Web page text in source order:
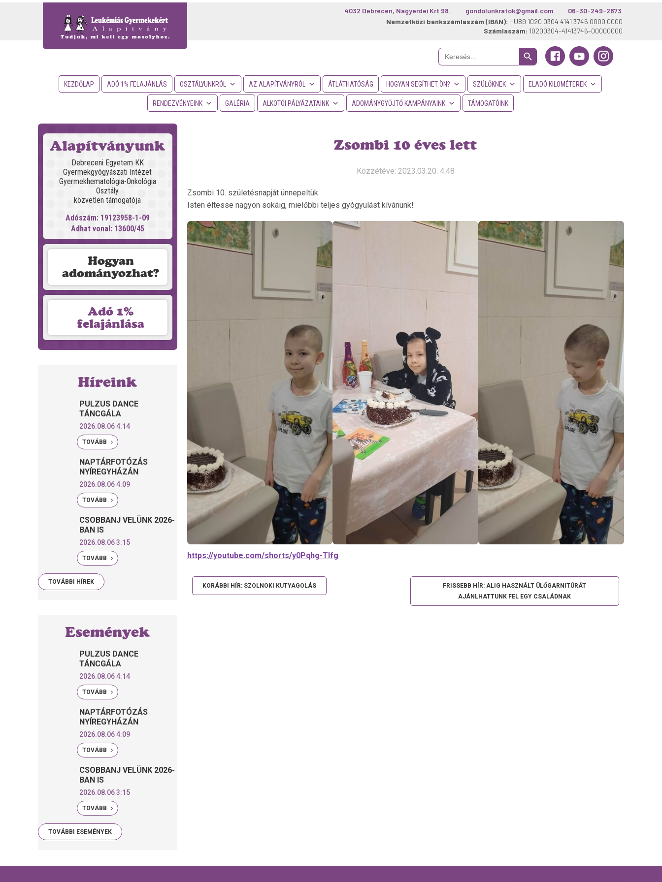
06-30-249-2873
gondolunkratok@gmail.com
4032 Debrecen, Nagyerdei Krt 98.
Nemzetközi bankszámlaszám (IBAN): HU89 1020 0304 4141 3746 0000 0000
Számlaszám: 10200304-41413746-00000000
Search
for:
Search Button
KEZDŐLAP ADÓ 1% FELAJÁNLÁS OSZTÁLYUNKRÓL AZ ALAPÍTVÁNYRÓL ÁTLÁTHATÓSÁG HOGYAN SEGÍTHET ÖN? SZÜLŐKNEK ELADÓ KILOMÉTEREK
RENDEZVÉNYEINK GALÉRIA ALKOTÓI PÁLYÁZATAINK ADOMÁNYGYŰJTŐ KAMPÁNYAINK TÁMOGATÓINK
Alapítványunk
Debreceni Egyetem KK
Gyermekgyógyászati Intézet
Gyermekhematológia-Onkológia
Osztály
közvetlen támogatója
Adószám: 19123958-1-09
Adhat vonal: 13600/45
Hogyan
adományozhat?
Adó 1%
felajánlása
Híreink
PULZUS DANCE
TÁNCGÁLA
2026.08.06 4:14
TOVÁBB
NAPTÁRFOTÓZÁS
NYÍREGYHÁZÁN
2026.08.06 4:09
TOVÁBB
CSOBBANJ VELÜNK 2026-
BAN IS
2026.08.06 3:15
TOVÁBB
TOVÁBBI HÍREK
Események
PULZUS DANCE
TÁNCGÁLA
2026.08.06 4:14
TOVÁBB
NAPTÁRFOTÓZÁS
NYÍREGYHÁZÁN
2026.08.06 4:09
TOVÁBB
CSOBBANJ VELÜNK 2026-
BAN IS
2026.08.06 3:15
TOVÁBB
TOVÁBBI ESEMÉNYEK
Zsombi 10 éves lett
Közzétéve: 2023.03.20. 4:48
Zsombi 10. születésnapját ünnepeltük.
Isten éltesse nagyon sokáig, mielőbbi teljes gyógyulást kívánunk!
https://youtube.com/shorts/y0Pqhg-TIfg
KORÁBBI HÍR: SZOLNOKI KUTYAGOLÁS
FRISSEBB HÍR: ALIG HASZNÁLT ÜLŐGARNITÚRÁT
AJÁNLHATTUNK FEL EGY CSALÁDNAK